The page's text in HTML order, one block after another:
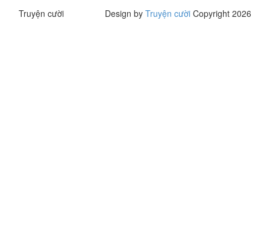
Truyện cười Design by Truyện cười Copyright 2026